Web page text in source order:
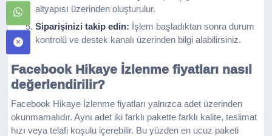
altyapısı üzerinden oluşturulur.
Siparişinizi takip edin: İşlem başladıktan sonra durum
kontrolü ve destek kanalı üzerinden bilgi alabilirsiniz.
Facebook Hikaye İzlenme fiyatları nasıl
değerlendirilir?
Facebook Hikaye İzlenme fiyatları yalnızca adet üzerinden
okunmamalıdır. Aynı adet iki farklı pakette farklı kalite, teslimat
hızı veya telafi koşulu içerebilir. Bu yüzden en ucuz paketi